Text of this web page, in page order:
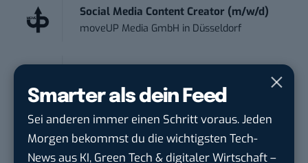
Smarter als dein Feed
Sei anderen immer einen Schritt voraus. Jeden
Morgen bekommst du die wichtigsten Tech-
News aus KI, Green Tech & digitaler Wirtschaft –
Social Media Content Creator (m/w/d)
moveUP Media GmbH in Düsseldorf
Anforderungs- und Projektmanager
touristische...
trendtours Holding GmbHinEschborn
Marketing Manager Social Media and